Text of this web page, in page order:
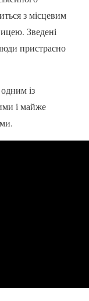
з місцевим
Зведені
пристрасно
із
і майже